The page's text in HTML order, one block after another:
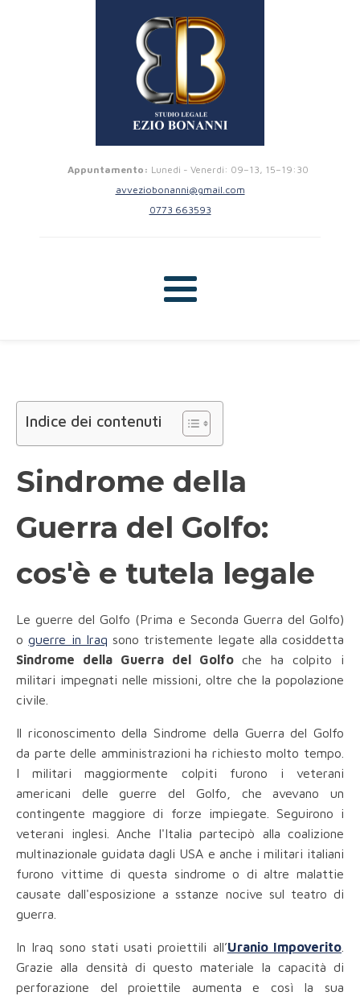
Appuntamento: Lunedi - Venerdi: 09–13, 15–19:30
avveziobonanni@gmail.com
0773 663593
Indice dei contenuti
Sindrome della
Guerra del Golfo:
cos'è e tutela legale
Le guerre del Golfo (Prima e Seconda Guerra del Golfo)
oguerre in Iraq sono tristemente legate alla cosiddetta
Sindrome della Guerra del Golfoche ha colpito i
militari impegnati nelle missioni, oltre che la popolazione
civile.
Il riconoscimento della Sindrome della Guerra del Golfo
da parte delle amministrazioni ha richiesto molto tempo.
I militari maggiormente colpiti furono i veterani
americani delle guerre del Golfo, che avevano un
contingente maggiore di forze impiegate. Seguirono i
veterani inglesi. Anche l'Italia partecipò alla coalizione
multinazionale guidata dagli USA e anche i militari italiani
furono vittime di questa sindrome o di altre malattie
causate dall'esposizione a sstanze nocive sul teatro di
guerra.
In Iraq sono stati usati proiettili all’Uranio Impoverito
Grazie alla densità di questo materiale la capacità di
perforazione del proiettile aumenta e così la sua